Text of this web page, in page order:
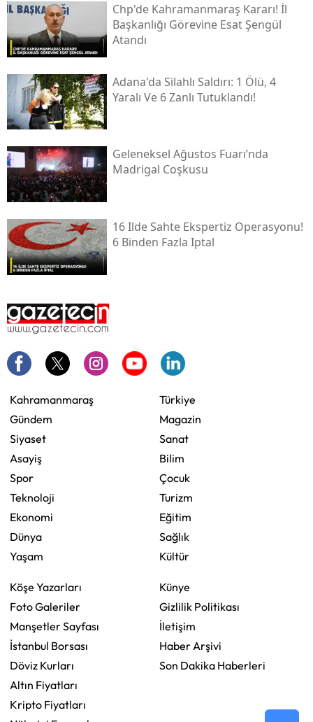
Chp'de Kahramanmaraş Kararı! İl
Başkanlığı Görevine Esat Şengül
Atandı
Adana'da Silahlı Saldırı: 1 Ölü, 4
Yaralı Ve 6 Zanlı Tutuklandı!
Geleneksel Ağustos Fuarı’nda
Madrigal Coşkusu
16 Ilde Sahte Ekspertiz Operasyonu!
6 Binden Fazla Iptal
Kahramanmaraş
Gündem
Siyaset
Asayiş
Spor
Teknoloji
Ekonomi
Dünya
Yaşam
Türkiye
Magazin
Sanat
Bilim
Çocuk
Turizm
Eğitim
Sağlık
Kültür
Köşe Yazarları
Foto Galeriler
Manşetler Sayfası
İstanbul Borsası
Döviz Kurları
Altın Fiyatları
Kripto Fiyatları
Künye
Gizlilik Politikası
İletişim
Haber Arşivi
Son Dakika Haberleri